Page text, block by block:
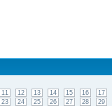
11 12 13 14 15 16
17
23 24 25 26 27 28 29